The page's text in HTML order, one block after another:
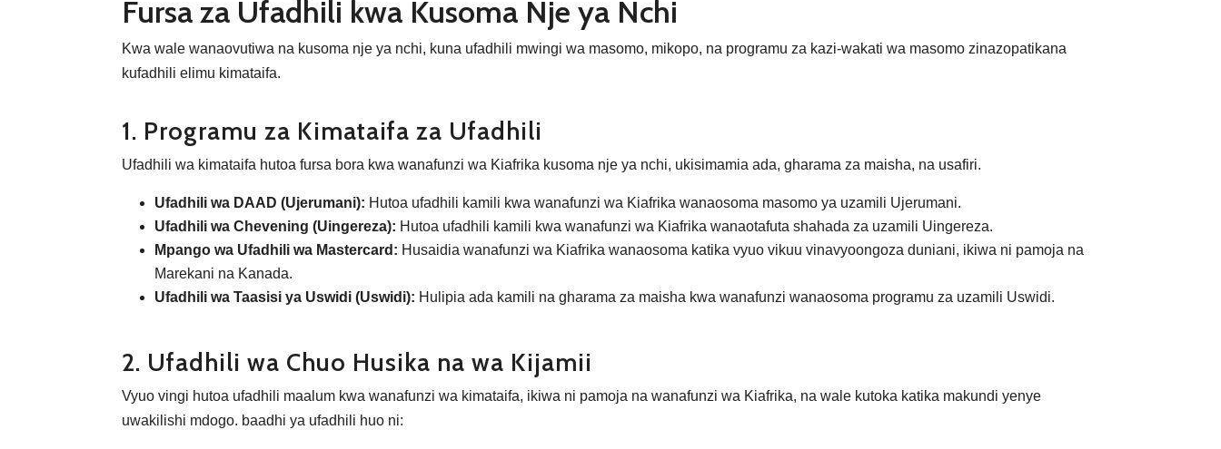
Fursa za Ufadhili kwa Kusoma Nje ya Nchi
Kwa wale wanaovutiwa na kusoma nje ya nchi, kuna ufadhili mwingi wa masomo, mikopo, na programu za kazi-wakati wa masomo zinazopatikana
kufadhili elimu kimataifa.
1. Programu za Kimataifa za Ufadhili
Ufadhili wa kimataifa hutoa fursa bora kwa wanafunzi wa Kiafrika kusoma nje ya nchi, ukisimamia ada, gharama za maisha, na usafiri.
Ufadhili wa DAAD (Ujerumani): Hutoa ufadhili kamili kwa wanafunzi wa Kiafrika wanaosoma masomo ya uzamili Ujerumani.
Ufadhili wa Chevening (Uingereza): Hutoa ufadhili kamili kwa wanafunzi wa Kiafrika wanaotafuta shahada za uzamili Uingereza.
Mpango wa Ufadhili wa Mastercard: Husaidia wanafunzi wa Kiafrika wanaosoma katika vyuo vikuu vinavyoongoza duniani, ikiwa ni pamoja na
Marekani na Kanada.
Ufadhili wa Taasisi ya Uswidi (Uswidi): Hulipia ada kamili na gharama za maisha kwa wanafunzi wanaosoma programu za uzamili Uswidi.
2. Ufadhili wa Chuo Husika na wa Kijamii
Vyuo vingi hutoa ufadhili maalum kwa wanafunzi wa kimataifa, ikiwa ni pamoja na wanafunzi wa Kiafrika, na wale kutoka katika makundi yenye
uwakilishi mdogo. baadhi ya ufadhili huo ni: